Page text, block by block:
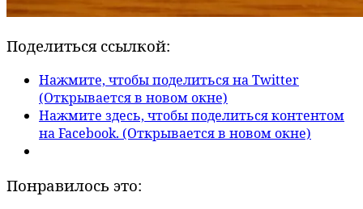
Поделиться ссылкой:
Нажмите, чтобы поделиться на Twitter
(Открывается в новом окне)
Нажмите здесь, чтобы поделиться контентом
на Facebook. (Открывается в новом окне)
Понравилось это: